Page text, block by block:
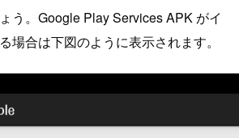
う。Google Play Services APK がイ
場合は下図のように表示されます。